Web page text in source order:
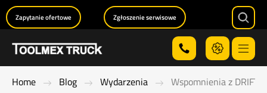
Menu
Zapytanie ofertowe Zgłoszenie serwisowe
Home Blog Wydarzenia Wspomnienia z